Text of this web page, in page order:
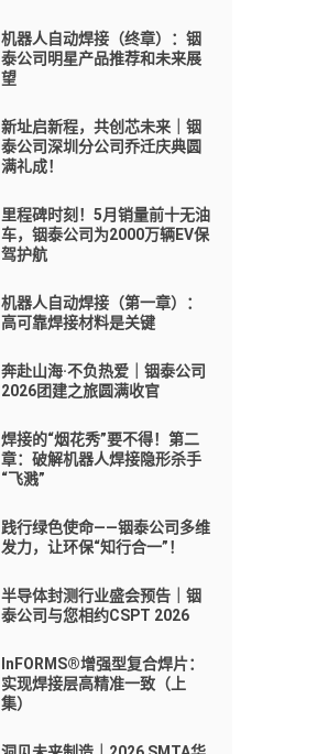
机器人自动焊接（终章）：铟
泰公司明星产品推荐和未来展
望
新址启新程，共创芯未来｜铟
泰公司深圳分公司乔迁庆典圆
满礼成！
里程碑时刻！5月销量前十无油
车，铟泰公司为2000万辆EV保
驾护航
机器人自动焊接（第一章）：
高可靠焊接材料是关键
奔赴山海·不负热爱｜铟泰公司
2026团建之旅圆满收官
焊接的“烟花秀”要不得！第二
章：破解机器人焊接隐形杀手
“飞溅”
践行绿色使命——铟泰公司多维
发力，让环保“知行合一”！
半导体封测行业盛会预告｜铟
泰公司与您相约CSPT 2026
InFORMS®增强型复合焊片：
实现焊接层高精准一致（上
集）